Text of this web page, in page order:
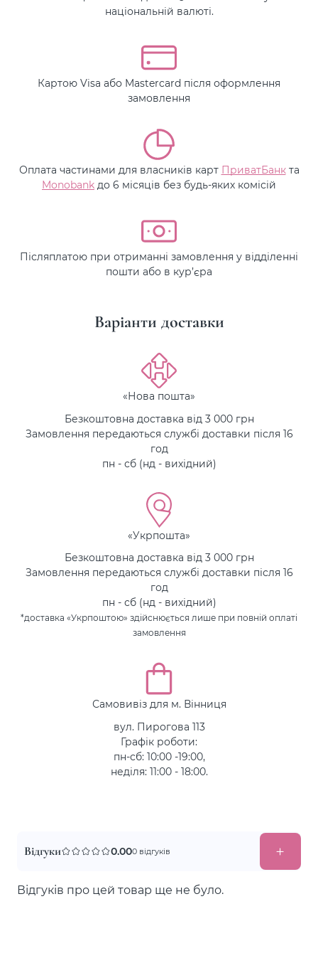
національній валюті.
Картою Visa або Mastercard після оформлення
замовлення
Оплата частинами для власників карт ПриватБанкта
Monobank до 6 місяців без будь-яких комісій
Післяплатою при отриманні замовлення у відділенні
пошти або в кур’єра
Варіанти доставки
«Нова пошта»
Безкоштовна доставка від 3 000 грн
Замовлення передаються службі доставки після 16
год
пн - сб (нд - вихідний)
«Укрпошта»
Безкоштовна доставка від 3 000 грн
Замовлення передаються службі доставки після 16
год
пн - сб (нд - вихідний)
*доставка «Укрпоштою» здійснюється лише при повній оплаті
замовлення
Самовивіз для м. Вінниця
вул. Пирогова 113
Графік роботи:
пн-сб: 10:00 -19:00,
неділя: 11:00 - 18:00.
Відгуки 0.000 відгуків
Відгуків про цей товар ще не було.